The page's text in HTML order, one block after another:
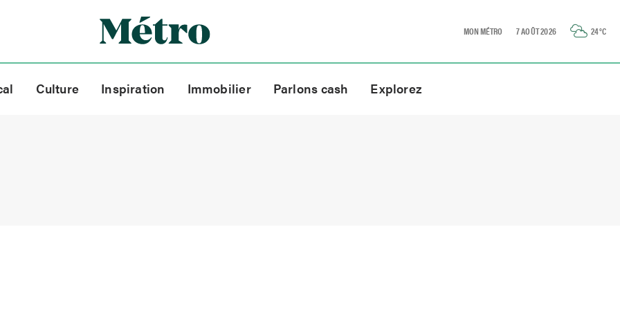
MON MÉTRO 7 AOÛT 2026 24°C
Culture Inspiration Immobilier Parlons cash Explorez